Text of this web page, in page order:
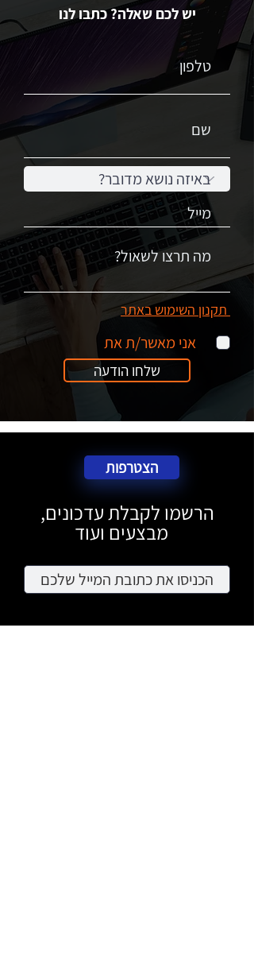
שלחו הודעה
אני מאשר/ת את
יש לכם שאלה? כתבו לנו
תקנון השימוש באתר
הרשמו לקבלת עדכונים,
מבצעים ועוד
הצטרפות